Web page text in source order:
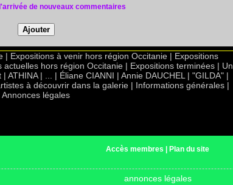
de nouveaux commentaires
| Expositions à venir hors région Occitanie | Expositions
actuelles hors région Occitanie | Expositions terminées | Un
| ATHINA | | Éliane CIANNI | Annie DAUCHEL | "GILDA" |
à découvrir dans la galerie | Informations générales |
Annonces légales
Accès membres Plan du site
annonces légales